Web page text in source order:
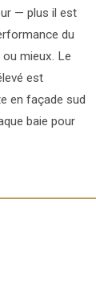
— plus il est
du
mieux. Le
est
en façade sud
baie pour